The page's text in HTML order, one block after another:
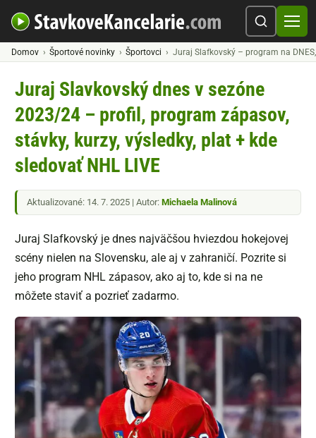
Domov Športové novinky Športovci Juraj Slafkovský – program na
Juraj Slavkovský dnes v sezóne
2023/24 – profil, program zápasov,
stávky, kurzy, výsledky, plat + kde
sledovať NHL LIVE
Aktualizované: 14. 7. 2025 | Autor: Michaela Malinová
Juraj Slafkovský je dnes najväčšou hviezdou hokejovej
scény nielen na Slovensku, ale aj v zahraničí. Pozrite si
jeho program NHL zápasov, ako aj to, kde si na ne
môžete staviť a pozrieť zadarmo.